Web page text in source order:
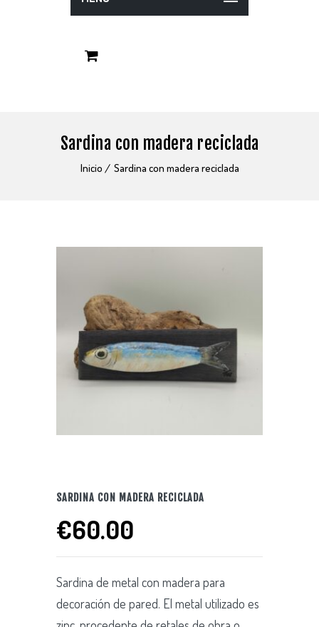
Sardina con madera reciclada
Inicio Sardina con madera reciclada
SARDINA CON MADERA RECICLADA
€60.00
Sardina de metal con madera para
decoración de pared. El metal utilizado es